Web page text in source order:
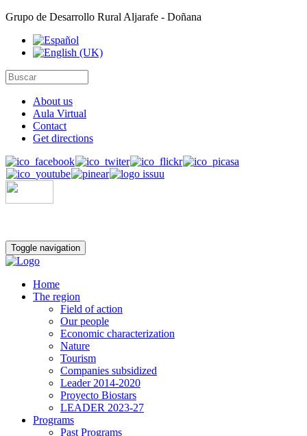
Grupo de Desarrollo Rural Aljarafe - Doñana
About us
Aula Virtual
Contact
Get directions
Toggle navigation
Home
The region
Field of action
Our people
Economic characterization
Nature
Tourism
Companies subsidized
Leader 2014-2020
Proyecto Biostars
LEADER 2023-27
Programs
Past Programs